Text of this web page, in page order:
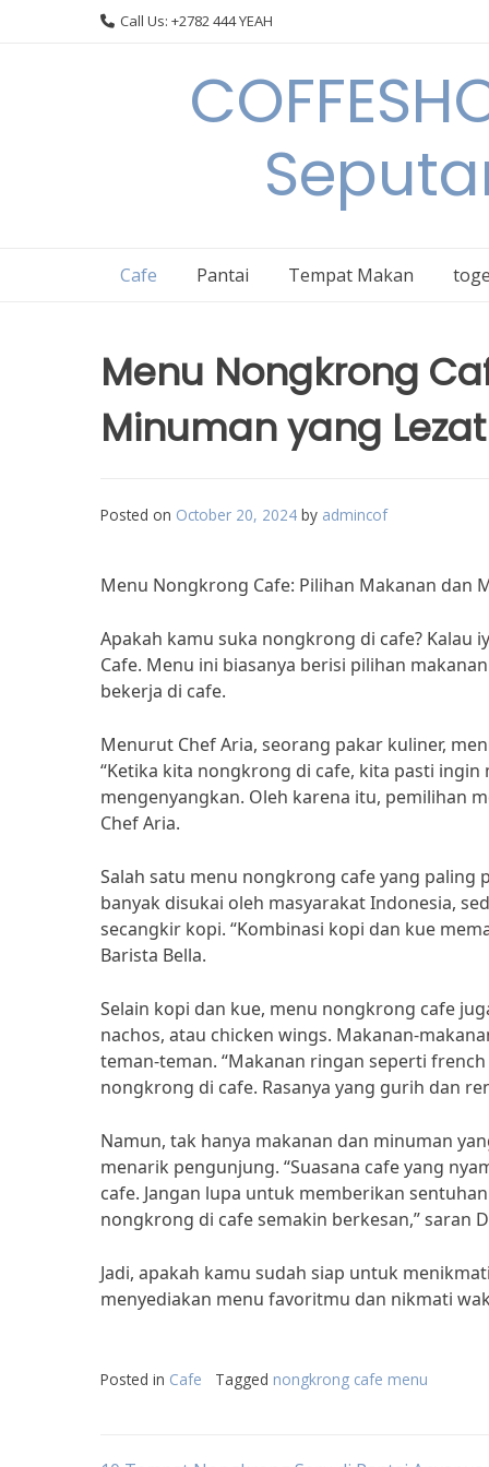
Call Us: +2782 444 YEAH
Cafe Pantai Tempat Makan
Menu Nongkrong
Minuman yang Lezat
Posted on October 20, 2024 by admincof
Menu Nongkrong Cafe: Pilihan Makanan dan
Apakah kamu suka nongkrong di cafe? Kalau
Cafe. Menu ini biasanya berisi pilihan
bekerja di cafe.
Menurut Chef Aria, seorang pakar kuliner,
“Ketika kita nongkrong di cafe, kita pasti
mengenyangkan. Oleh karena itu, pemilihan
Chef Aria.
Salah satu menu nongkrong cafe yang
banyak disukai oleh masyarakat Indonesia,
secangkir kopi. “Kombinasi kopi dan kue
Barista Bella.
Selain kopi dan kue, menu nongkrong cafe
nachos, atau chicken wings. Makanan-
teman-teman. “Makanan ringan seperti
nongkrong di cafe. Rasanya yang gurih dan
Namun, tak hanya makanan dan minuman
menarik pengunjung. “Suasana cafe yang
cafe. Jangan lupa untuk memberikan
nongkrong di cafe semakin berkesan,” saran
Jadi, apakah kamu sudah siap untuk
menyediakan menu favoritmu dan nikmati
Posted in Cafe Tagged nongkrong cafe menu